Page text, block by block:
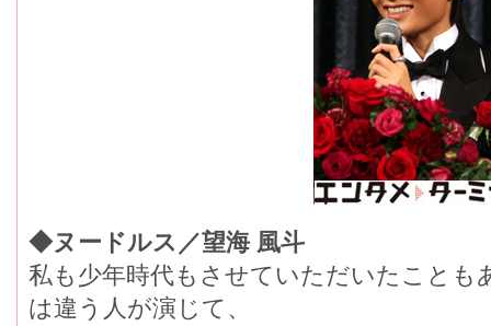
◆ヌードルス／望海 風斗
私も少年時代もさせていただいたことも
は違う人が演じて、